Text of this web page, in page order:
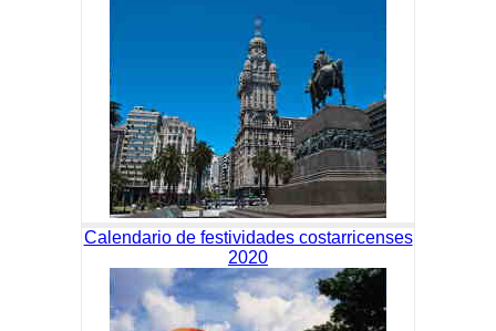
Calendario de festividades costarricenses
2020